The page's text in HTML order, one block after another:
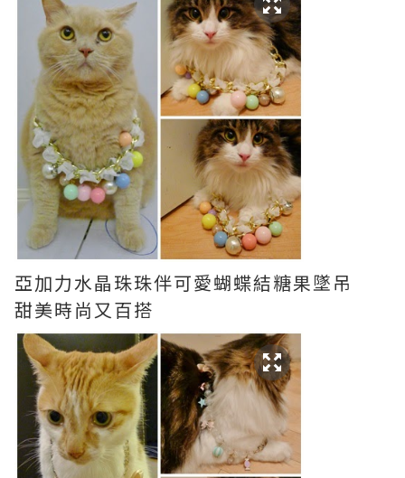
亞加力水晶珠珠伴可愛蝴蝶結糖果墜吊
甜美時尚又百搭